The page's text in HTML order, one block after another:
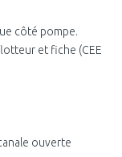
côté pompe.
et fiche (CEE
ouverte